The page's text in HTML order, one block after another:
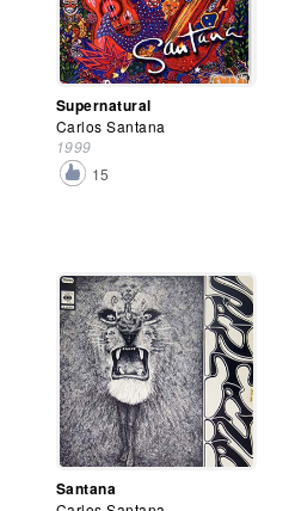
Supernatural
Carlos Santana
1999
15
Santana